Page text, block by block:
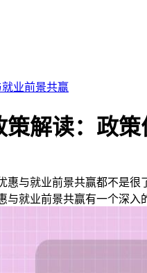
业前景共赢
解读：政
与就业前景共赢都不是
就业前景共赢有一个深